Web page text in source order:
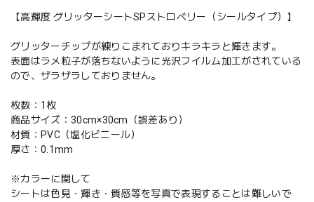
【高輝度 グリッターシートSPストロベリー（シールタイプ）】
グリッターチップが練りこまれておりキラキラと輝きます。
表面はラメ粒子が落ちないように光沢フイルム加工がされている
ので、ザラザラしておりません。
枚数：1枚
商品サイズ：30cm×30cm（誤差あり）
材質：PVC（塩化ビニール）
厚さ：0.1mm
※カラーに関して
シートは色見・輝き・質感等を写真で表現することは難しいで